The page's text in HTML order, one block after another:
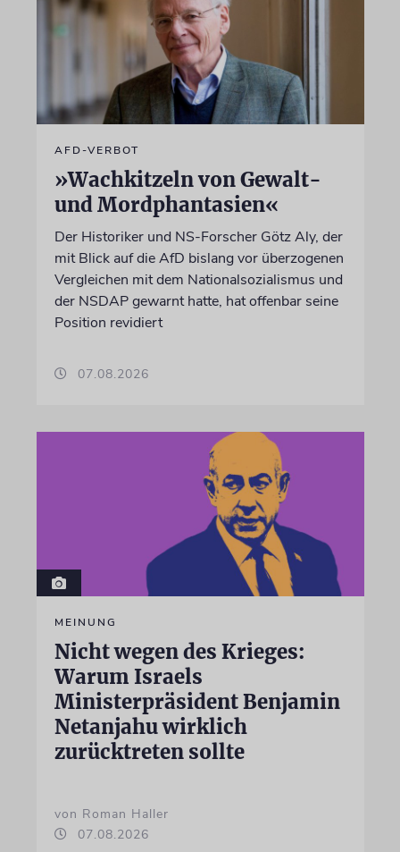
AFD-VERBOT
»Wachkitzeln von Gewalt-
und Mordphantasien«
Der Historiker und NS-Forscher Götz Aly, der
mit Blick auf die AfD bislang vor überzogenen
Vergleichen mit dem Nationalsozialismus und
der NSDAP gewarnt hatte, hat offenbar seine
Position revidiert
07.08.2026
MEINUNG
Nicht wegen des Krieges:
Warum Israels
Ministerpräsident Benjamin
Netanjahu wirklich
zurücktreten sollte
von Roman Haller
07.08.2026